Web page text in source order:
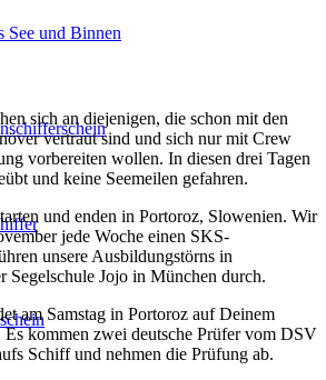
See und Binnen
sich an diejenigen, die schon mit den
vertraut sind und sich nur mit Crew
vorbereiten wollen. In diesen drei Tagen
und keine Seemeilen gefahren.
und enden in Portoroz, Slowenien. Wir
jede Woche einen SKS-
unsere Ausbildungstörns in
Segelschule Jojo in München durch.
am Samstag in Portoroz auf Deinem
kommen zwei deutsche Prüfer vom DSV
Schiff und nehmen die Prüfung ab.